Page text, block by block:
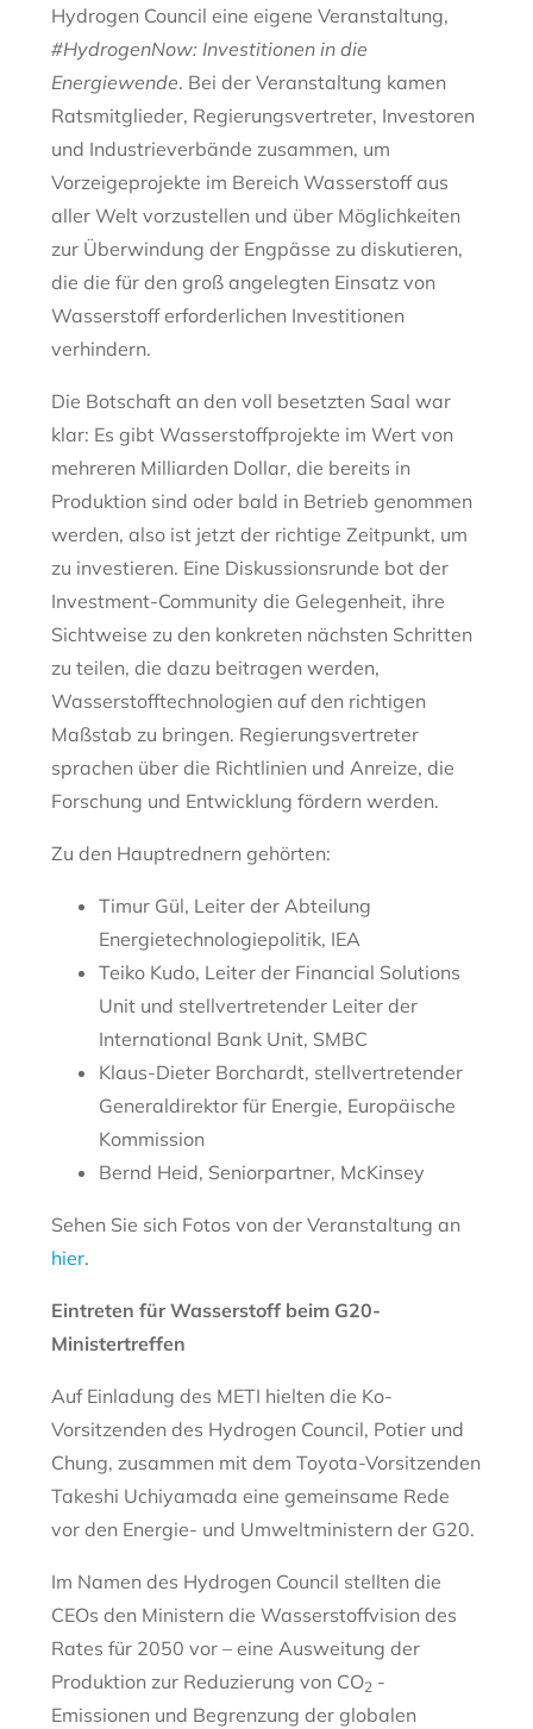
Hydrogen Council eine eigene Veranstaltung,
#HydrogenNow: Investitionen in die
Energiewende. Bei der Veranstaltung kamen
Ratsmitglieder, Regierungsvertreter, Investoren
und Industrieverbände zusammen, um
Vorzeigeprojekte im Bereich Wasserstoff aus
aller Welt vorzustellen und über Möglichkeiten
zur Überwindung der Engpässe zu diskutieren,
die die für den groß angelegten Einsatz von
Wasserstoff erforderlichen Investitionen
verhindern.
Die Botschaft an den voll besetzten Saal war
klar: Es gibt Wasserstoffprojekte im Wert von
mehreren Milliarden Dollar, die bereits in
Produktion sind oder bald in Betrieb genommen
werden, also ist jetzt der richtige Zeitpunkt, um
zu investieren. Eine Diskussionsrunde bot der
Investment-Community die Gelegenheit, ihre
Sichtweise zu den konkreten nächsten Schritten
zu teilen, die dazu beitragen werden,
Wasserstofftechnologien auf den richtigen
Maßstab zu bringen. Regierungsvertreter
sprachen über die Richtlinien und Anreize, die
Forschung und Entwicklung fördern werden.
Zu den Hauptrednern gehörten:
Timur Gül, Leiter der Abteilung
Energietechnologiepolitik, IEA
Teiko Kudo, Leiter der Financial Solutions
Unit und stellvertretender Leiter der
International Bank Unit, SMBC
Klaus-Dieter Borchardt, stellvertretender
Generaldirektor für Energie, Europäische
Kommission
Bernd Heid, Seniorpartner, McKinsey
Sehen Sie sich Fotos von der Veranstaltung an
hier.
Eintreten für Wasserstoff beim G20-
Ministertreffen
Auf Einladung des METI hielten die Ko-
Vorsitzenden des Hydrogen Council, Potier und
Chung, zusammen mit dem Toyota-Vorsitzenden
Takeshi Uchiyamada eine gemeinsame Rede
vor den Energie- und Umweltministern der G20.
Im Namen des Hydrogen Council stellten die
CEOs den Ministern die Wasserstoffvision des
Rates für 2050 vor – eine Ausweitung der
Produktion zur Reduzierung von CO2 -
Emissionen und Begrenzung der globalen